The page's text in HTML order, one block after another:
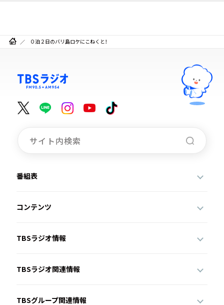
０泊２日のバリ島ロケにこねくと！
番組表
コンテンツ
TBSラジオ情報
TBSラジオ関連情報
TBSグループ関連情報